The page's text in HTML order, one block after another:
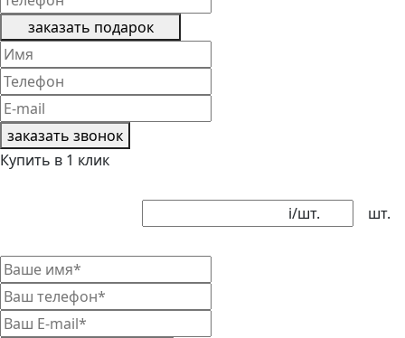
заказать подарок
заказать звонок
Купить в 1 клик
шт.
i/шт.